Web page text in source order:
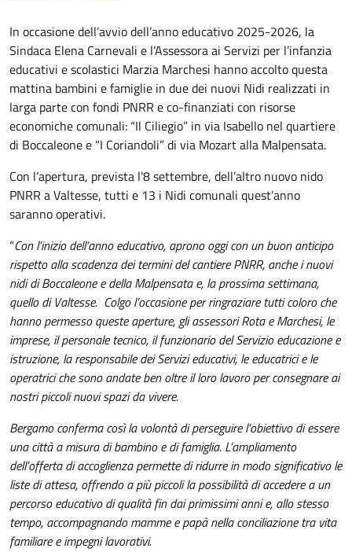
In occasione dell’avvio dell’anno educativo 2025-2026, la
Sindaca Elena Carnevali e l’Assessora ai Servizi per l’infanzia
educativi e scolastici Marzia Marchesi hanno accolto questa
mattina bambini e famiglie in due dei nuovi Nidi realizzati in
larga parte con fondi PNRR e co-finanziati con risorse
economiche comunali: “Il Ciliegio” in via Isabello nel quartiere
di Boccaleone e “I Coriandoli” di via Mozart alla Malpensata.
Con l’apertura, prevista l’8 settembre, dell’altro nuovo nido
PNRR a Valtesse, tutti e 13 i Nidi comunali quest’anno
saranno operativi.
“Con l’inizio dell’anno educativo, aprono oggi con un buon anticipo
rispetto alla scadenza dei termini del cantiere PNRR, anche i nuovi
nidi di Boccaleone e della Malpensata e, la prossima settimana,
quello di Valtesse. Colgo l’occasione per ringraziare tutti coloro che
hanno permesso queste aperture, gli assessori Rota e Marchesi, le
imprese, il personale tecnico, il funzionario del Servizio educazione e
istruzione, la responsabile dei Servizi educativi, le educatrici e le
operatrici che sono andate ben oltre il loro lavoro per consegnare ai
nostri piccoli nuovi spazi da vivere.
Bergamo conferma così la volontà di perseguire l’obiettivo di essere
una città a misura di bambino e di famiglia. L’ampliamento
dell’offerta di accoglienza permette di ridurre in modo significativo le
liste di attesa, offrendo a più piccoli la possibilità di accedere a un
percorso educativo di qualità fin dai primissimi anni e, allo stesso
tempo, accompagnando mamme e papà nella conciliazione tra vita
familiare e impegni lavorativi.